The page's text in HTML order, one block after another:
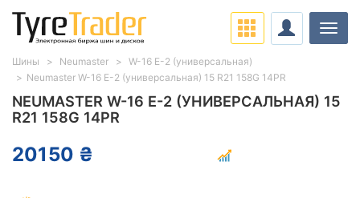
NEUMASTER W-16 E-2 (УНИВЕРСАЛЬНАЯ) 15
R21 158G 14PR
20150 ₴
Шины Neumaster
W-16 E-2 (универсальная)
Neumaster W-16 E-2 (универсальная) 15 R21 158G 14PR